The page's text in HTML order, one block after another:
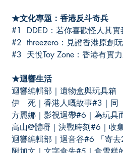
★文化專題：香港反斗奇兵
#1 DDED：若你喜歡怪人其實
#2 threezero：見證香港原創
#3 天悅Toy Zone：香港有實
★迴響生活
迴響編輯部｜遺物盒與玩具箱
伊 死｜香港人嘅故事#3｜同
方麗娜｜影視迴帶#6｜為玩具
高山@體嘢｜決戰時刻#6｜收
迴響編輯部｜迴音谷#6 「寄